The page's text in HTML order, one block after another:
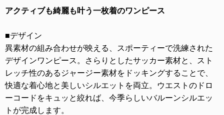
アクティブも綺麗も叶う一枚着のワンピース
■デザイン
異素材の組み合わせが映える、スポーティーで洗練された
デザインワンピース。さらりとしたサッカー素材と、スト
レッチ性のあるジャージー素材をドッキングすることで、
快適な着心地と美しいシルエットを両立。ウエストのドロ
ーコードをキュッと絞れば、今季らしいバルーンシルエッ
トが完成します。